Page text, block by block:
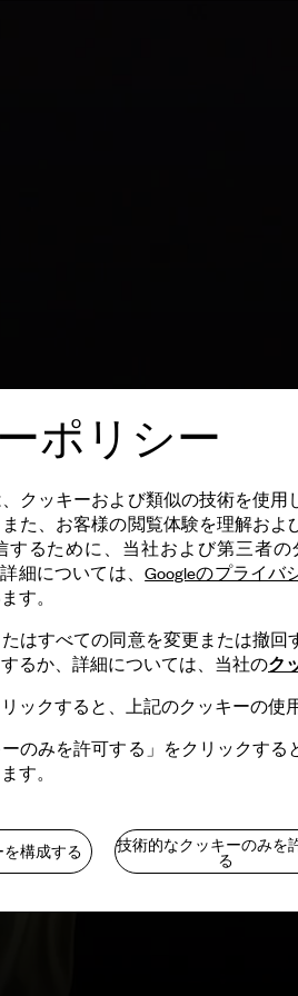
ポリシー
クッキーおよび類似の技術を使
た、お客様の閲覧体験を理解お
するために、当社および第三者
細については、Googleのプライバ
す。
はすべての同意を変更または撤
るか、詳細については、当社のク
リックすると、上記のクッキーの
ーのみを許可する」をクリックす
す。
構成する
技術的なクッキーのみを
る